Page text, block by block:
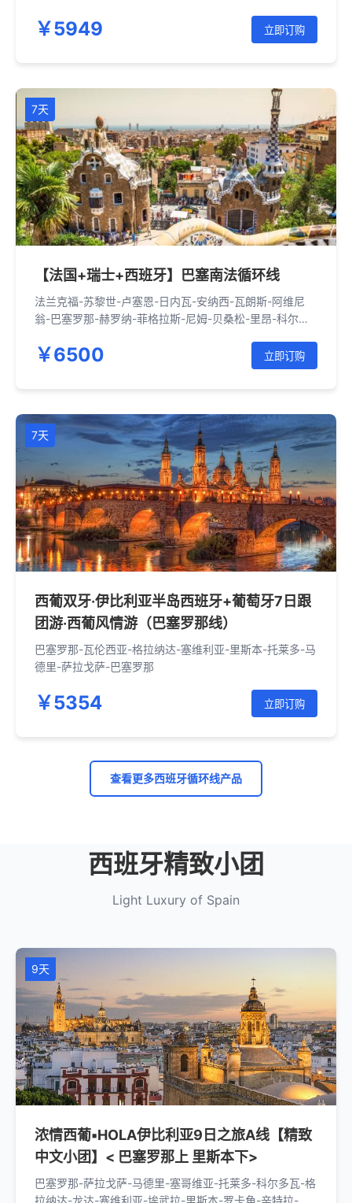
￥5949 立即订购
7天
【法国+瑞士+西班牙】巴塞南法循环线
法兰克福-苏黎世-卢塞恩-日内瓦-安纳西-瓦朗斯-阿维尼
翁-巴塞罗那-赫罗纳-菲格拉斯-尼姆-贝桑松-里昂-科尔马-
￥6500 立即订购
7天
西葡双牙·伊比利亚半岛西班牙+葡萄牙7日跟
团游·西葡风情游（巴塞罗那线）
巴塞罗那-瓦伦西亚-格拉纳达-塞维利亚-里斯本-托莱多-马
德里-萨拉戈萨-巴塞罗那
￥5354 立即订购
查看更多西班牙循环线产品
西班牙精致小团
Light Luxury of Spain
9天
浓情西葡▪HOLA伊比利亚9日之旅A线【精致
中文小团】< 巴塞罗那上 里斯本下>
巴塞罗那-萨拉戈萨-马德里-塞哥维亚-托莱多-科尔多瓦-格
拉纳达-龙达-塞维利亚-埃武拉-里斯本-罗卡角-辛特拉-里